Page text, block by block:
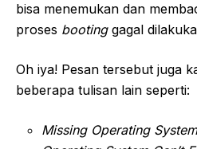
bisa menemukan dan
proses bootinggagal
Oh iya! Pesan tersebut juga
beberapa tulisan lain seperti:
Missing Operating System